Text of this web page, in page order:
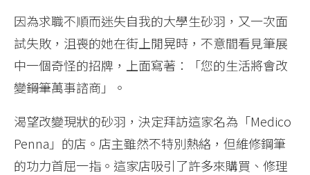
因為求職不順而迷失自我的大學生砂羽，又一次面
試失敗，沮喪的她在街上閒晃時，不意間看見筆展
中一個奇怪的招牌，上面寫著：「您的生活將會改
變――鋼筆萬事諮商」。
渴望改變現狀的砂羽，決定拜訪這家名為「Medico
Penna」的店。店主雖然不特別熱絡，但維修鋼筆
的功力首屈一指。這家店吸引了許多來購買、修理